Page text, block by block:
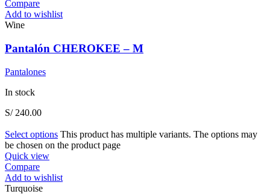
Compare
Add to wishlist
Wine
Pantalón CHEROKEE – M
Pantalones
In stock
S/240.00
Select options This product has multiple variants. The options may
be chosen on the product page
Quick view
Compare
Add to wishlist
Turquoise